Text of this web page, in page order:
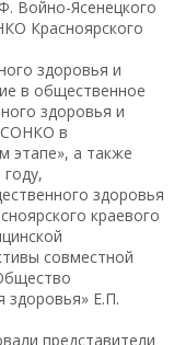
Войно-Ясенецкого
Красноярского
здоровья и
в общественное
здоровья и
СОНКО в
этапе», а также
здоровья
краевого
совместной
здоровья» Е.П.
представители